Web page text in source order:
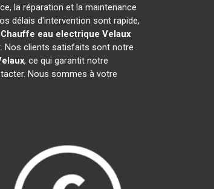
la réparation et la maintenance
délais d'intervention sont rapide,
eau electrique Velaux
Nos clients satisfaits sont notre
, ce qui garantit notre
Nous sommes à votre